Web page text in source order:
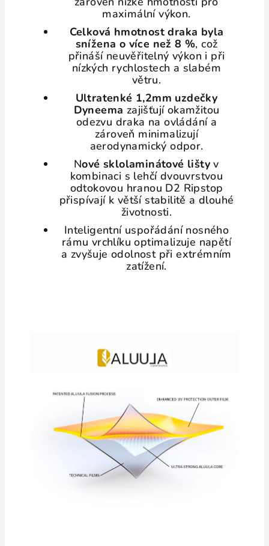
maximální výkon.
Celková hmotnost draka byla
snížena o více než 8 %, což
přináší neuvěřitelný výkon i při
nízkých rychlostech a slabém
větru.
Ultratenké 1,2mm uzdečky
Dyneema zajišťují okamžitou
odezvu draka na ovládání a
zároveň minimalizují
aerodynamický odpor.
Nové sklolaminátové lišty v
kombinaci s lehčí dvouvrstvou
odtokovou hranou D2 Ripstop
přispívají k větší stabilitě a dlouhé
životnosti.
Inteligentní uspořádání nosného
rámu vrchlíku optimalizuje napětí
a zvyšuje odolnost při extrémním
zatížení.